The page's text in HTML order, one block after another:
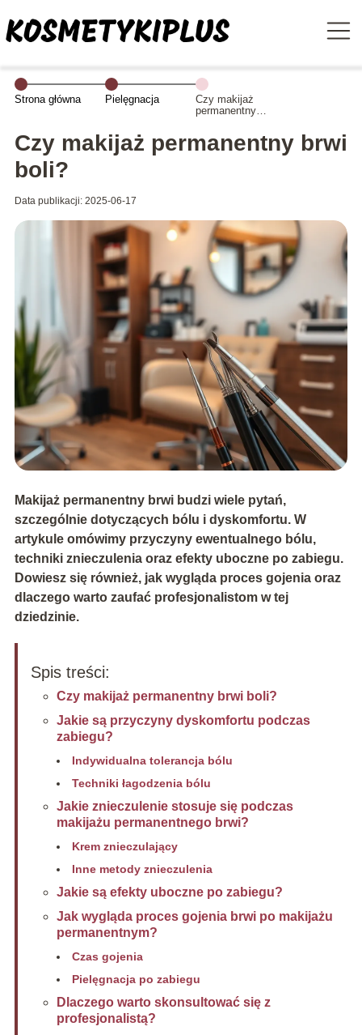
Strona główna Pielęgnacja
Czy makijaż
permanentny
Czy makijaż permanentny brwi
boli?
Data publikacji: 2025-06-17
Makijaż permanentny brwi budzi wiele pytań,
szczególnie dotyczących bólu i dyskomfortu. W
artykule omówimy przyczyny ewentualnego bólu,
techniki znieczulenia oraz efekty uboczne po zabiegu.
Dowiesz się również, jak wygląda proces gojenia oraz
dlaczego warto zaufać profesjonalistom w tej
dziedzinie.
Spis treści:
Czy makijaż permanentny brwi boli?
Jakie są przyczyny dyskomfortu podczas
zabiegu?
Indywidualna tolerancja bólu
Techniki łagodzenia bólu
Jakie znieczulenie stosuje się podczas
makijażu permanentnego brwi?
Krem znieczulający
Inne metody znieczulenia
Jakie są efekty uboczne po zabiegu?
Jak wygląda proces gojenia brwi po makijażu
permanentnym?
Czas gojenia
Pielęgnacja po zabiegu
Dlaczego warto skonsultować się z
profesjonalistą?